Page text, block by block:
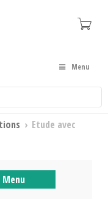
Menu
› Etude avec
Menu